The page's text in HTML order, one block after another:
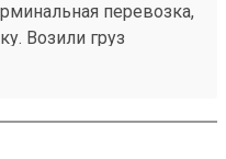
перевозка,
Возили груз